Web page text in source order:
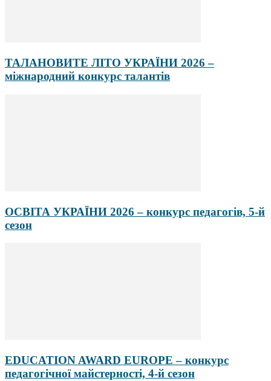
ТАЛАНОВИТЕ ЛІТО УКРАЇНИ 2026 –
міжнародний конкурс талантів
ОСВІТА УКРАЇНИ 2026 – конкурс педагогів, 5-й
сезон
EDUCATION AWARD EUROPE – конкурс
педагогічної майстерності, 4-й сезон